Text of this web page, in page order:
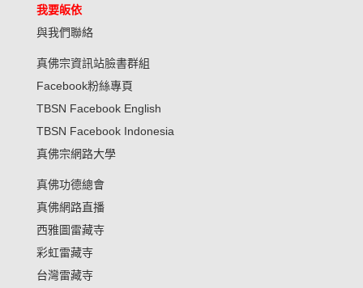
我要皈依
與我們聯絡
真佛宗資訊站臉書群組
Facebook粉絲專頁
TBSN Facebook English
TBSN Facebook Indonesia
真佛宗網路大學
真佛功德總會
真佛網路直播
西雅圖雷藏寺
彩虹雷藏寺
台灣雷藏寺